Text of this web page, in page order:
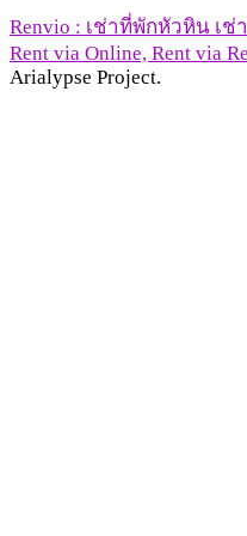
Renvio : เช่าที่พักหัวหิน เช่
Rent via Online, Rent via
Arialypse Project.